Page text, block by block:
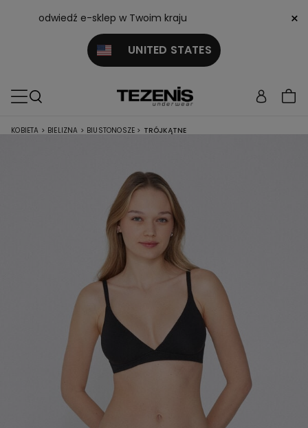
odwiedź e-sklep w Twoim kraju
UNITED STATES
×
KOBIETA > BIELIZNA > BIUSTONOSZE > TRÓJKĄTNE